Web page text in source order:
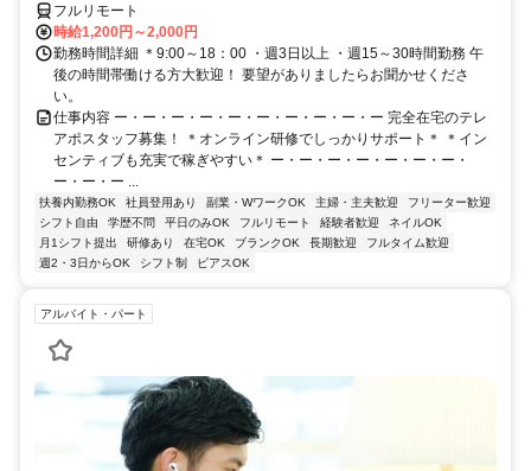
フルリモート
時給1,200円～2,000円
勤務時間詳細 ＊9:00～18：00 ・週3日以上 ・週15～30時間勤務 午
後の時間帯働ける方大歓迎！ 要望がありましたらお聞かせくださ
い。
仕事内容 ー・ー・ー・ー・ー・ー・ー・ー・ー・ー 完全在宅のテレ
アポスタッフ募集！ ＊オンライン研修でしっかりサポート＊ ＊イン
センティブも充実で稼ぎやすい＊ ー・ー・ー・ー・ー・ー・ー・
ー・ー・ー ...
扶養内勤務OK 社員登用あり 副業・WワークOK 主婦・主夫歓迎
フリーター歓迎
シフト自由
学歴不問 平日のみOK フルリモート 経験者歓迎
ネイルOK
月1シフト提出
研修あり 在宅OK ブランクOK 長期歓迎
フルタイム歓迎
週2・3日からOK
シフト制 ピアスOK
アルバイト・パート